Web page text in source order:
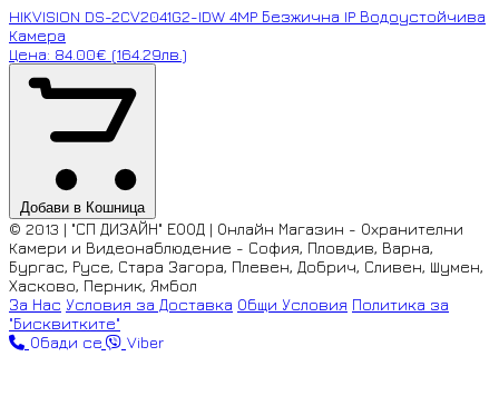
HIKVISION DS-2CV2041G2-IDW 4MP Безжична IP Водоустойчива
Камера
Цена: 84.00€ (164.29лв.)
Добави в Кошница
© 2013 | "СП ДИЗАЙН" ЕООД | Онлайн Магазин - Охранителни
Камери и Видеонаблюдение - София, Пловдив, Варна,
Бургас, Русе, Стара Загора, Плевен, Добрич, Сливен, Шумен,
Хасково, Перник, Ямбол
За Нас Условия за Доставка Общи Условия Политика за
"Бисквитките"
Обади се
Viber